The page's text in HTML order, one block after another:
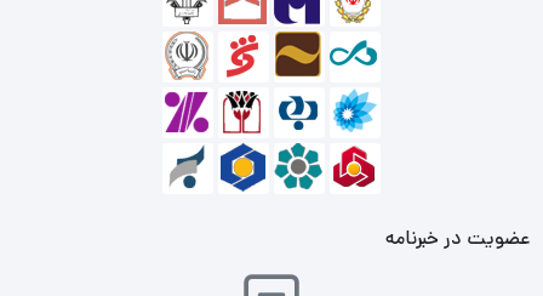
اگر به دنبال تهیه یک رم باکیفیت
هستید که به سادگی بتواند
سیستم شما را ارتقا دهد، این مدل رم کینگ مکس انتخاب
عضویت در خبرنامه